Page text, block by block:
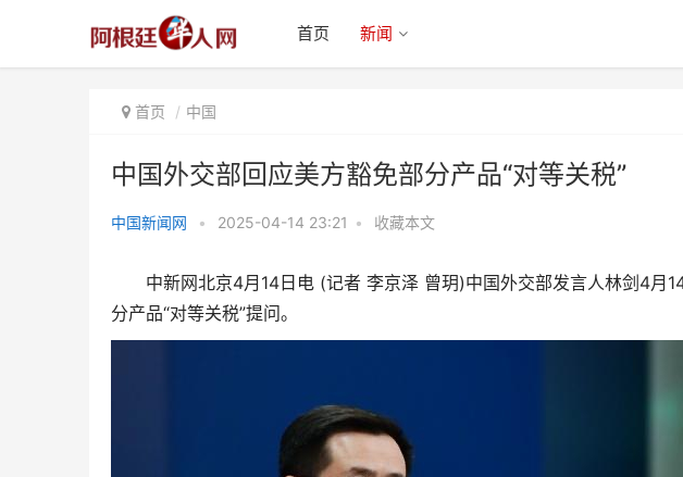
首页 新闻
首页 中国
中国外交部回应美方豁免部分产品“对等关税”
中国新闻网 • 2025-04-14 23:21 • 收藏本文
中新网北京4月14日电 (记者 李京泽 曾玥)中国外交部发言人林剑4月
分产品“对等关税”提问。